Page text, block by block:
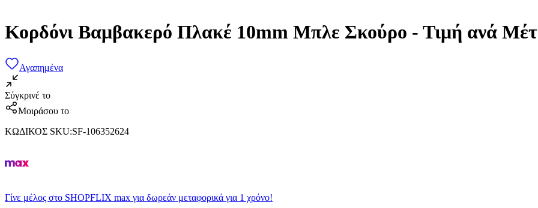
Κορδόνι Βαμβακερό Πλακέ 10mm Μπλε Σκούρο - Τιμή ανά
Αγαπημένα
Σύγκρινέ το
Μοιράσου το
ΚΩΔΙΚΟΣ SKU:SF-106352624
Γίνε μέλος στο SHOPFLIX max για δωρεάν μεταφορικά για 1 χρόνο!